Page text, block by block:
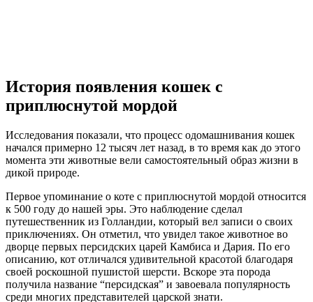
История появления кошек с
приплюснутой мордой
Исследования показали, что процесс одомашнивания кошек
начался примерно 12 тысяч лет назад, в то время как до этого
момента эти животные вели самостоятельный образ жизни в
дикой природе.
Первое упоминание о коте с приплюснутой мордой относится
к 500 году до нашей эры. Это наблюдение сделал
путешественник из Голландии, который вел записи о своих
приключениях. Он отметил, что увидел такое животное во
дворце первых персидских царей Камбиса и Дария. По его
описанию, кот отличался удивительной красотой благодаря
своей роскошной пушистой шерсти. Вскоре эта порода
получила название “персидская” и завоевала популярность
среди многих представителей царской знати.